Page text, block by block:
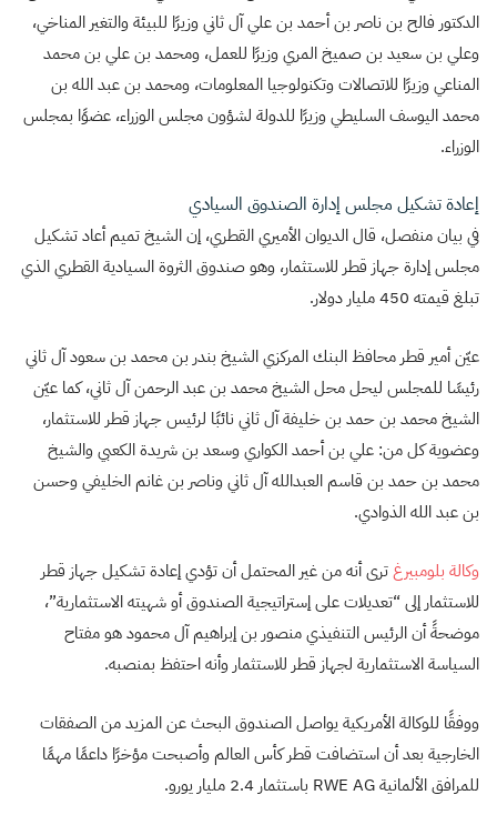
الدكتور فالح بن ناصر بن أحمد بن علي آل ثاني وزيرًا للبيئة والتغير المناخي،
وعلي بن سعيد بن صميخ المري وزيرًا للعمل، ومحمد بن علي بن محمد
المناعي وزيرًا للاتصالات وتكنولوجيا المعلومات، ومحمد بن عبد الله بن
محمد اليوسف السليطي وزيرًا للدولة لشؤون مجلس الوزراء، عضوًا بمجلس
الوزراء.
إعادة تشكيل مجلس إدارة الصندوق السيادي
في بيان منفصل، قال الديوان الأميري القطري، إن الشيخ تميم أعاد تشكيل
مجلس إدارة جهاز قطر للاستثمار، وهو صندوق الثروة السيادية القطري الذي
تبلغ قيمته 450 مليار دولار.
عيّن أمير قطر محافظ البنك المركزي الشيخ بندر بن محمد بن سعود آل ثاني
رئيسًا للمجلس ليحل محل الشيخ محمد بن عبد الرحمن آل ثاني، كما عيّن
الشيخ محمد بن حمد بن خليفة آل ثاني نائبًا لرئيس جهاز قطر للاستثمار،
وعضوية كل من: علي بن أحمد الكواري وسعد بن شريدة الكعبي والشيخ
محمد بن حمد بن قاسم العبدالله آل ثاني وناصر بن غانم الخليفي وحسن
بن عبد الله الذوادي.
وكالة بلومبيرغترى أنه من غير المحتمل أن تؤدي إعادة تشكيل جهاز قطر
للاستثمار إلى “تعديلات على إستراتيجية الصندوق أو شهيته الاستثمارية”،
موضحةً أن الرئيس التنفيذي منصور بن إبراهيم آل محمود هو مفتاح
السياسة الاستثمارية لجهاز قطر للاستثمار وأنه احتفظ بمنصبه.
ووفقًا للوكالة الأمريكية يواصل الصندوق البحث عن المزيد من الصفقات
الخارجية بعد أن استضافت قطر كأس العالم وأصبحت مؤخرًا داعمًا مهمًا
للمرافق الألمانية RWE AG باستثمار 2.4 مليار يورو.